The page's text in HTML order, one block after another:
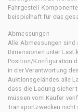
Fahrgestell-
beispielhaft für das
Abmessungen
Alle Abmessungen sind
Dimensionen unter Last
Position/Konfiguration
in der Verantwortung
Auktionsgeländes alle
dass die Ladung sicher
müssen vom Käufer
Transportzwecken nicht